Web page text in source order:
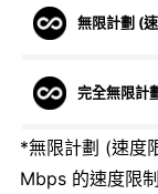
無限計劃 (
完全無限計
*無限計劃 (速度
Mbps 的速度限